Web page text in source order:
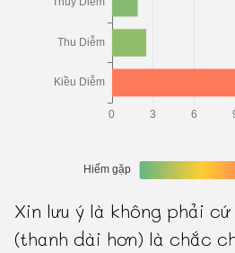
Xin lưu ý là không phải cứ
(thanh dài hơn) là chắc